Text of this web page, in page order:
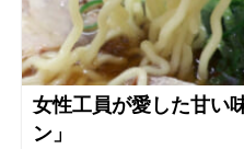
女性工員が愛した甘
ン」